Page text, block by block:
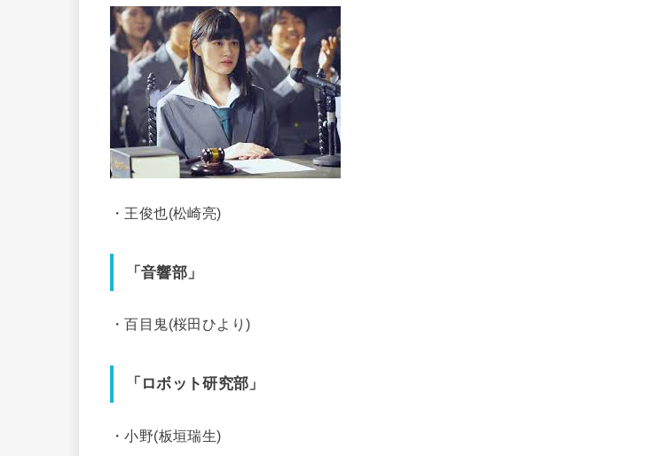
・王俊也(松崎亮)
「音響部」
・百目鬼(桜田ひより)
「ロボット研究部」
・小野(板垣瑞生)